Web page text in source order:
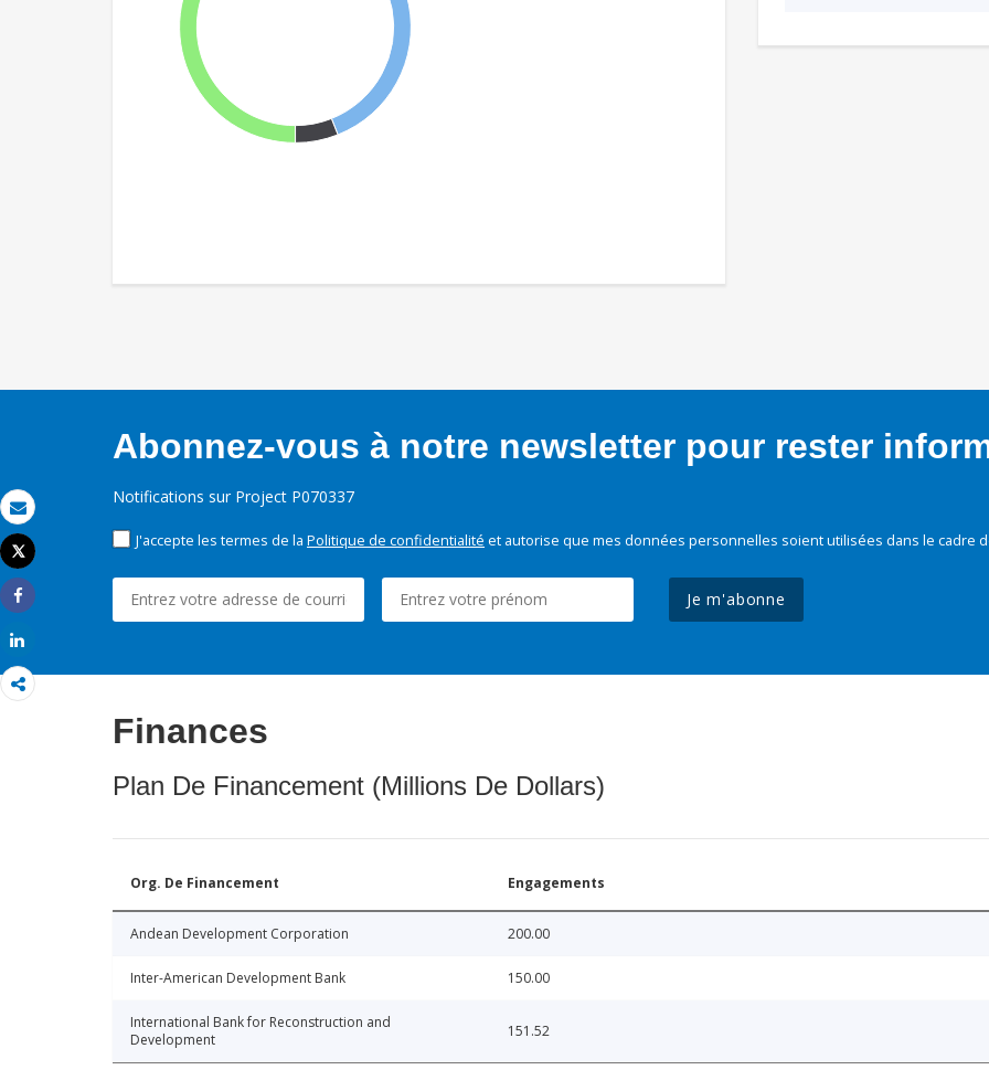
Email
Imprimer
Tweet
Share
Abonnez-vous à notre newsletter pour rester
Notifications sur Project P070337
J'accepte les termes de la Politique de confidentialité et autorise que mes données personnelles soient utilisées dans le cadre
Je m'abonne
Finances
Plan De Financement (Millions De Dollars)
Org. De Financement Engagements
Andean Development Corporation 200.00
Inter-American Development Bank 150.00
International Bank for Reconstruction and
Development
151.52